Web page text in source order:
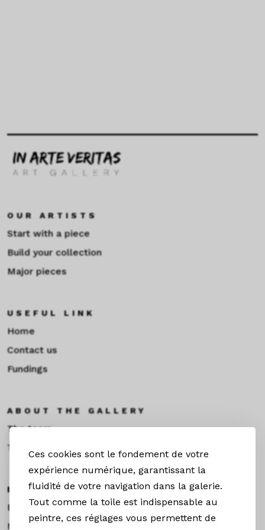
Ces cookies sont le fondement de votre
expérience numérique, garantissant la
fluidité de votre navigation dans la galerie.
Tout comme la toile est indispensable au
peintre, ces réglages vous permettent de
OUR ARTISTS
Start with a piece
Build your collection
Major pieces
USEFUL LINK
Home
Contact us
Fundings
ABOUT THE GALLERY
The team
Toulouse
EXHIBITIONS &NEWS
Exhibitions
News